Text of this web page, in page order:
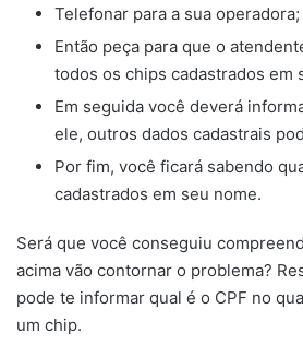
Telefonar para a sua operadora;
Então peça para que o
todos os chips cadastrados em
Em seguida você deverá
ele, outros dados cadastrais
Por fim, você ficará sabendo
cadastrados em seu nome.
Será que você conseguiu
acima vão contornar o problema?
pode te informar qual é o CPF no
um chip.